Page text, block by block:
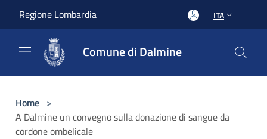
Regione Lombardia ITA
Comune di Dalmine
Home >
A Dalmine un convegno sulla donazione di sangue da
cordone ombelicale